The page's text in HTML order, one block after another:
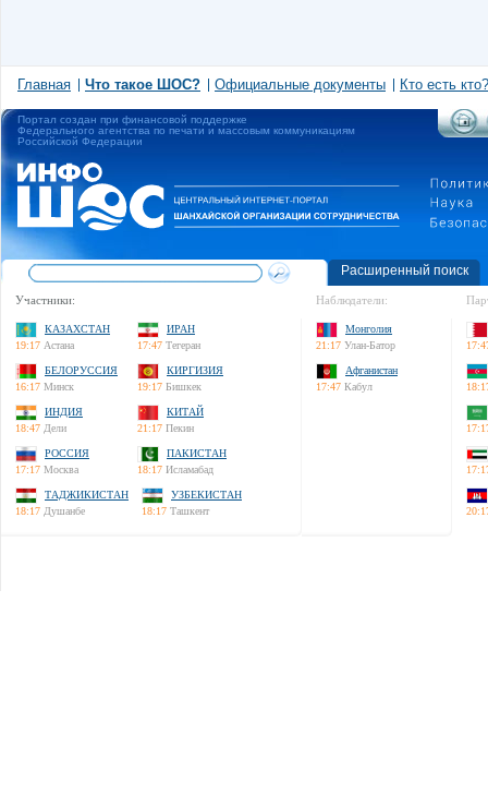
Главная Что такое ШОС? Официальные документы Кто есть кто?
Портал создан при финансовой поддержке
Федерального агентства по печати и массовым коммуникациям
Российской Федерации
Расширенный поиск
Участники:
КАЗАХСТАН
19:17 Астана
ИРАН
17:47 Тегеран
БЕЛОРУССИЯ
16:17 Минск
КИРГИЗИЯ
19:17 Бишкек
ИНДИЯ
18:47 Дели
КИТАЙ
21:17 Пекин
РОССИЯ
17:17 Москва
ПАКИСТАН
18:17 Исламабад
ТАДЖИКИСТАН
18:17 Душанбе
УЗБЕКИСТАН
18:17 Ташкент
Наблюдатели:
Монголия
21:17 Улан-Батор
Афганистан
17:47 Кабул